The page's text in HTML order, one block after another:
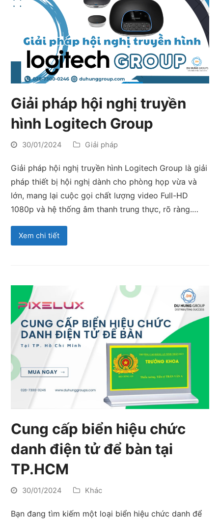
Giải pháp hội nghị truyền
hình Logitech Group
30/01/2024 Giải pháp
Giải pháp hội nghị truyền hình Logitech Group là giải
pháp thiết bị hội nghị dành cho phòng họp vừa và
lớn, mang lại cuộc gọi chất lượng video Full-HD
1080p và hệ thống âm thanh trung thực, rõ ràng.…
Xem chi tiết
Cung cấp biển hiệu chức
danh điện tử để bàn tại
TP.HCM
30/01/2024 Khác
Bạn đang tìm kiếm một loại biển hiệu chức danh để